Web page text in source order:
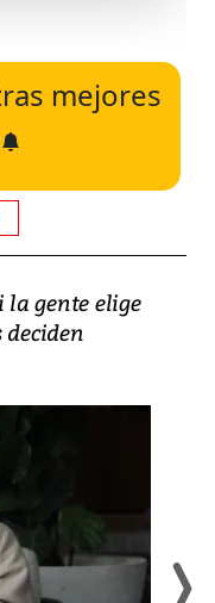
mejores
la gente elige
deciden